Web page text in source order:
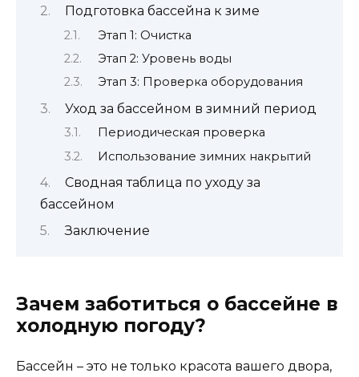
Подготовка бассейна к зиме
Этап 1: Очистка
Этап 2: Уровень воды
Этап 3: Проверка оборудования
Уход за бассейном в зимний период
Периодическая проверка
Использование зимних накрытий
Сводная таблица по уходу за
бассейном
Заключение
Зачем заботиться о бассейне в
холодную погоду?
Бассейн – это не только красота вашего двора,